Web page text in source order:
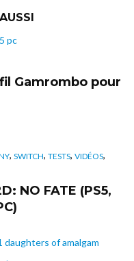
Gamrombo pour
, SWITCH, TESTS, VIDÉOS,
NO FATE (PS5,